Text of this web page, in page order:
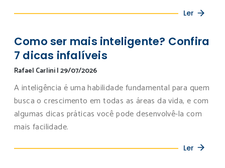
Ler
Como ser mais inteligente? Confira
7 dicas infalíveis
Rafael Carlini|29/07/2026
A inteligência é uma habilidade fundamental para quem
busca o crescimento em todas as áreas da vida, e com
algumas dicas práticas você pode desenvolvê-la com
mais facilidade.
Ler